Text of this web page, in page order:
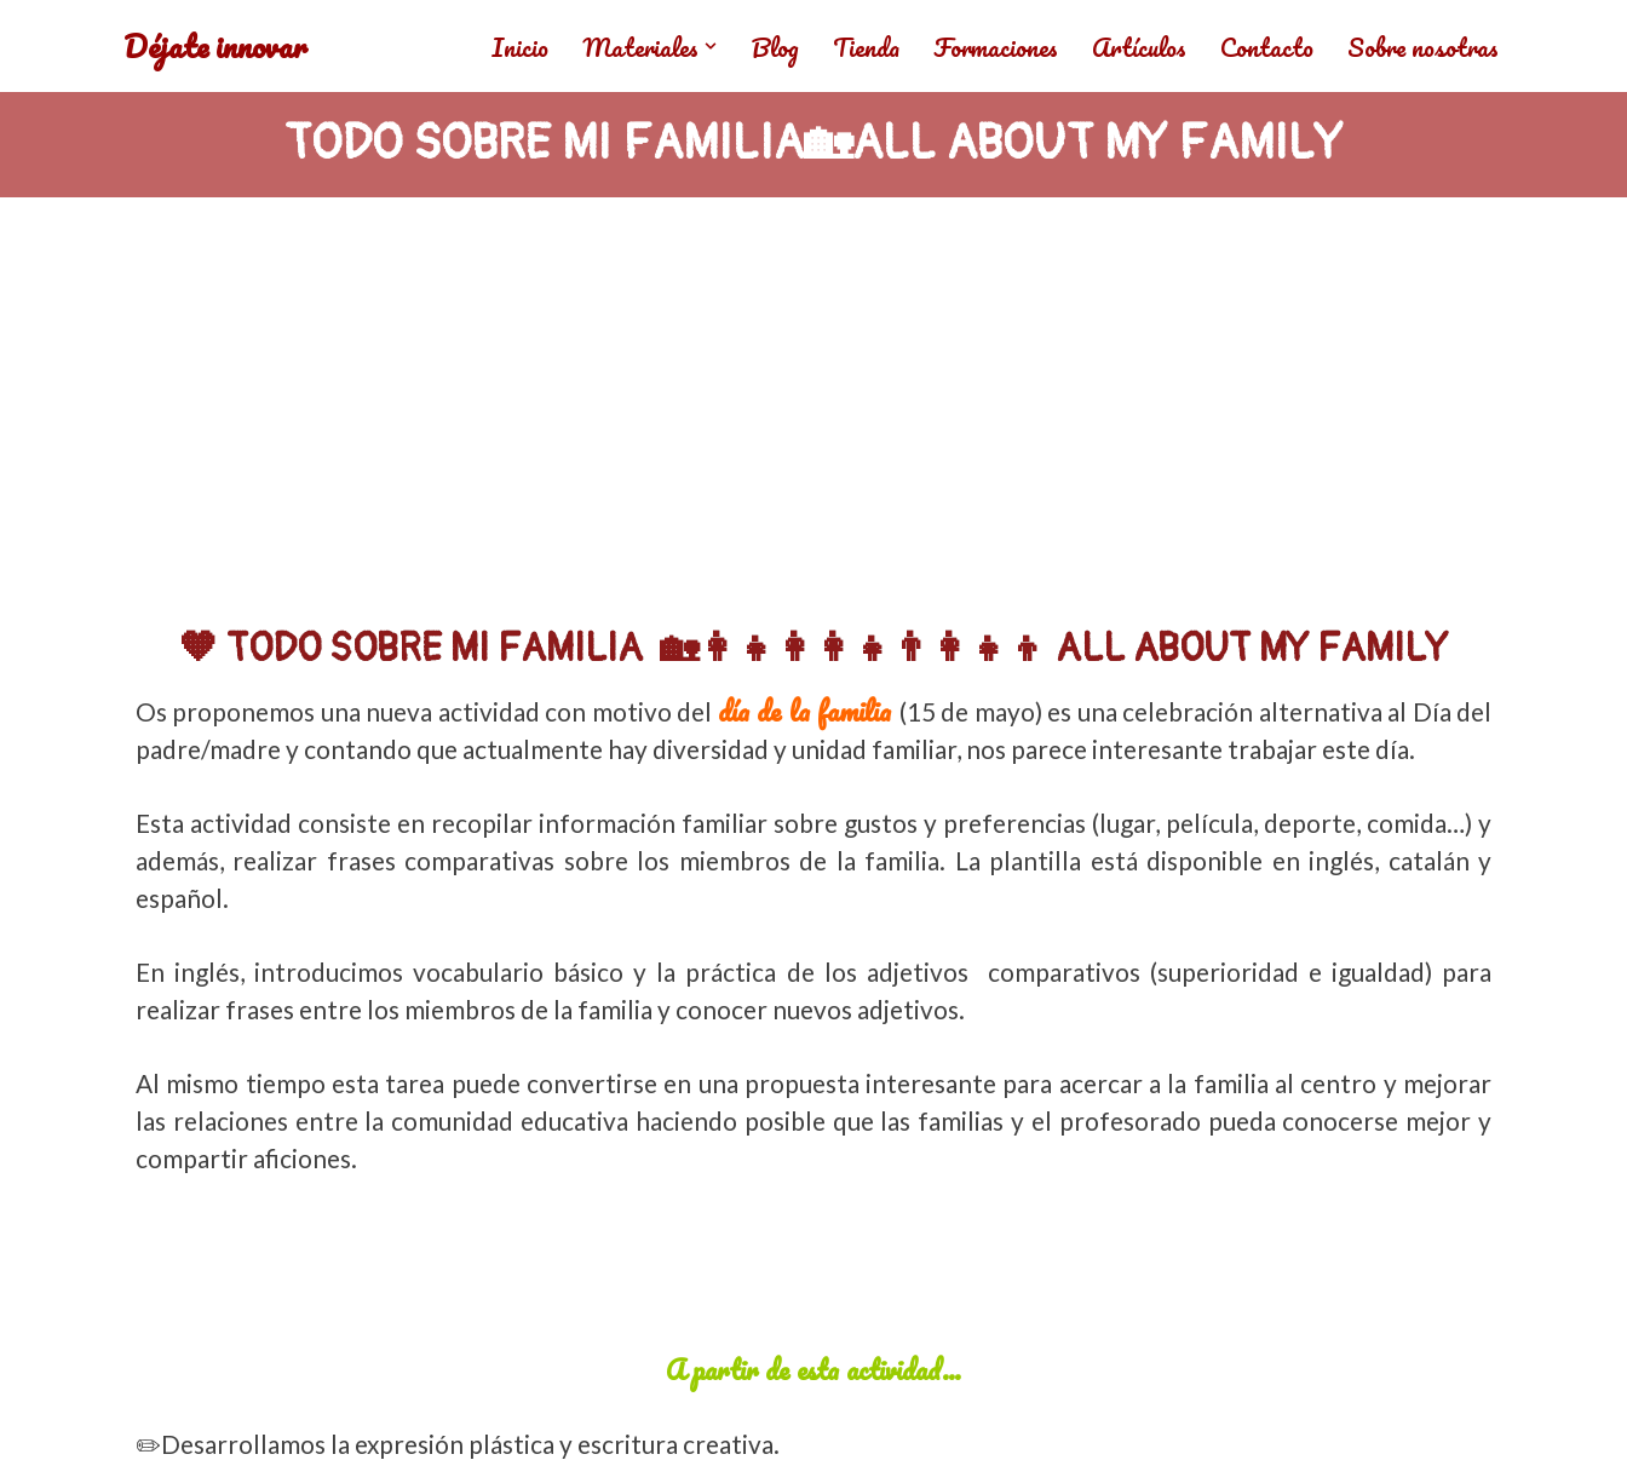
al
Déjate innovar Inicio Materiales Blog Tienda Formaciones Artículos Contacto Sobre nosotras
TODO SOBRE MI FAMILIA🏡ALL ABOUT MY FAMILY
🧡 TODO SOBRE MI FAMILIA 🏡👩‍👧👩‍👩‍👧👨‍👩‍👧‍👦 ALL ABOUT MY FAMILY
Os proponemos una nueva actividad con motivo del día de la familia (15 de mayo) es una celebración alternativa al Día del
padre/madre y contando que actualmente hay diversidad y unidad familiar, nos parece interesante trabajar este día.
Esta actividad consiste en recopilar información familiar sobre gustos y preferencias (lugar, película, deporte, comida…) y
además, realizar frases comparativas sobre los miembros de la familia. La plantilla está disponible en inglés, catalán y
español.
En inglés, introducimos vocabulario básico y la práctica de los adjetivos comparativos (superioridad e igualdad) para
realizar frases entre los miembros de la familia y conocer nuevos adjetivos.
Al mismo tiempo esta tarea puede convertirse en una propuesta interesante para acercar a la familia al centro y mejorar
las relaciones entre la comunidad educativa haciendo posible que las familias y el profesorado pueda conocerse mejor y
compartir aficiones.
A partir de esta actividad…
✏️Desarrollamos la expresión plástica y escritura creativa.